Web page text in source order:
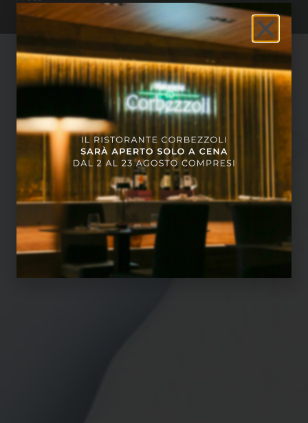
Hanno scritto di noi su So Wine So Food